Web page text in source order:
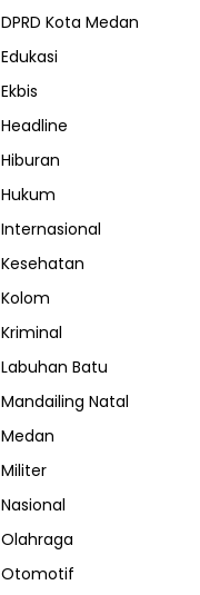
DPRD Kota Medan
Edukasi
Ekbis
Headline
Hiburan
Hukum
Internasional
Kesehatan
Kolom
Kriminal
Labuhan Batu
Mandailing Natal
Medan
Militer
Nasional
Olahraga
Otomotif